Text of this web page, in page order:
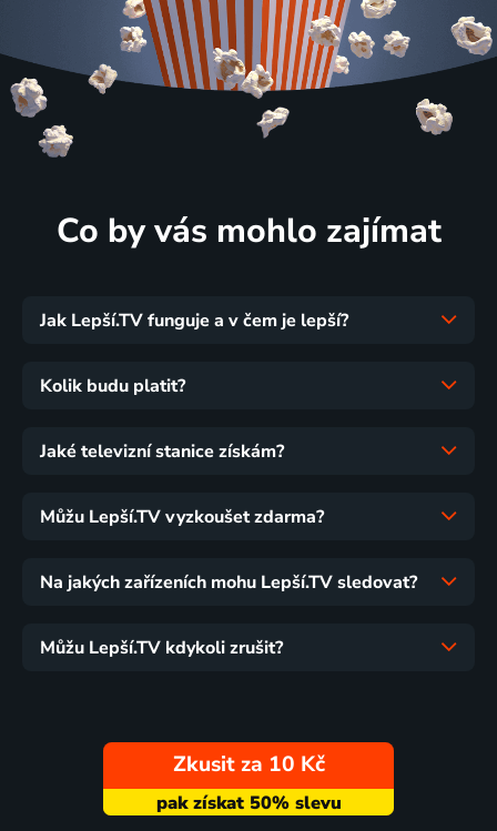
Co by vás mohlo zajímat
Jak Lepší.TV funguje a v čem je lepší?
Kolik budu platit?
Jaké televizní stanice získám?
Můžu Lepší.TV vyzkoušet zdarma?
Na jakých zařízeních mohu Lepší.TV sledovat?
Můžu Lepší.TV kdykoli zrušit?
Zkusit za 10 Kč